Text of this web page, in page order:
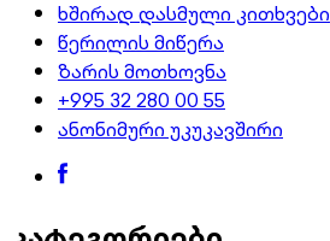
ხშირად დასმული კითხვები
წერილის მიწერა
ზარის მოთხოვნა
+995 32 280 00 55
ანონიმური უკუკავშირი